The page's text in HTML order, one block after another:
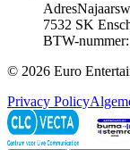
Adres
7532 SK
BTW-
© 2026 Euro
Privacy Policy